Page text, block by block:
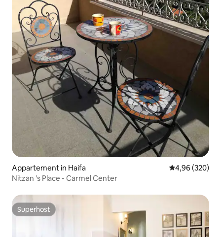
Appartement in Haifa Gemiddelde
4,96 (320)
Nitzan 's Place - Carmel Center
Superhost
Superhost